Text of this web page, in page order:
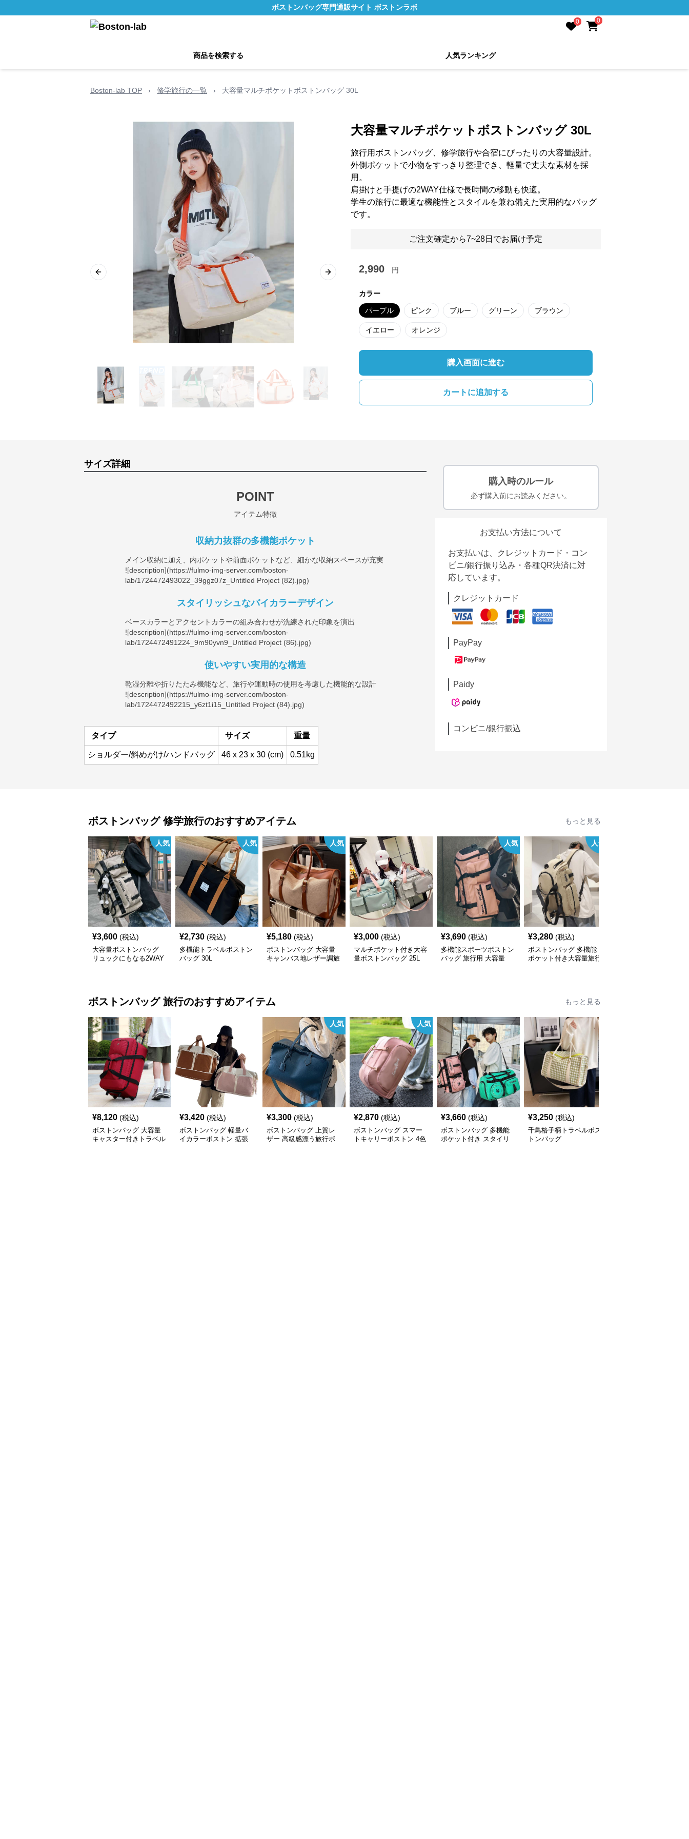
ボストンバッグ専門通販サイト ボストンラボ
0 0
商品を検索する 人気ランキング
Boston-lab TOP › 修学旅行の一覧 › 大容量マルチポケットボストンバッグ 30L
Previous slide Next slide
大容量マルチポケットボストンバッグ 30L
旅行用ボストンバッグ、修学旅行や合宿にぴったりの大容量設計。
外側ポケットで小物をすっきり整理でき、軽量で丈夫な素材を採
用。
肩掛けと手提げの2WAY仕様で長時間の移動も快適。
学生の旅行に最適な機能性とスタイルを兼ね備えた実用的なバッグ
です。
ご注文確定から7~28日でお届け予定
2,990 円
カラー
パープル ピンク ブルー グリーン ブラウン
イエロー オレンジ
購入画面に進む
カートに追加する
サイズ詳細
POINT
アイテム特徴
収納力抜群の多機能ポケット
メイン収納に加え、内ポケットや前面ポケットなど、細かな収納スペースが充実
![description](https://fulmo-img-server.com/boston-
lab/1724472493022_39ggz07z_Untitled Project (82).jpg)
スタイリッシュなバイカラーデザイン
ベースカラーとアクセントカラーの組み合わせが洗練された印象を演出
![description](https://fulmo-img-server.com/boston-
lab/1724472491224_9m90yvn9_Untitled Project (86).jpg)
使いやすい実用的な構造
乾湿分離や折りたたみ機能など、旅行や運動時の使用を考慮した機能的な設計
![description](https://fulmo-img-server.com/boston-
lab/1724472492215_y6zt1i15_Untitled Project (84).jpg)
タイプ サイズ 重量
ショルダー/斜めがけ/ハンドバッグ 46 x 23 x 30 (cm) 0.51kg
購入時のルール
必ず購入前にお読みください。
お支払い方法について
お支払いは、クレジットカード・コン
ビニ/銀行振り込み・各種QR決済に対
応しています。
クレジットカード
PayPay
Paidy
コンビニ/銀行振込
ボストンバッグ 修学旅行のおすすめアイテム もっと見る
人気
¥3,600 (税込)
大容量ボストンバッグ
リュックにもなる2WAY
人気
¥2,730 (税込)
多機能トラベルボストン
バッグ 30L
人気
¥5,180 (税込)
ボストンバッグ 大容量
キャンバス地レザー調旅
¥3,000 (税込)
マルチポケット付き大容
量ボストンバッグ 25L
人気
¥3,690 (税込)
多機能スポーツボストン
バッグ 旅行用 大容量
人気
¥3,280 (税込)
ボストンバッグ 多機能
ポケット付き大容量旅行
ボストンバッグ 旅行のおすすめアイテム もっと見る
¥8,120 (税込)
ボストンバッグ 大容量
キャスター付きトラベル
¥3,420 (税込)
ボストンバッグ 軽量バ
イカラーボストン 拡張
人気
¥3,300 (税込)
ボストンバッグ 上質レ
ザー 高級感漂う旅行ボ
人気
¥2,870 (税込)
ボストンバッグ スマー
トキャリーボストン 4色
¥3,660 (税込)
ボストンバッグ 多機能
ポケット付き スタイリ
¥3,250 (税込)
千鳥格子柄トラベルボス
トンバッグ